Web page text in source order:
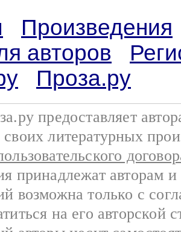
Произведения
авторов
Проза.ру
предоставляет
литературных
принадлежат авторам
возможна только с
на его авторской